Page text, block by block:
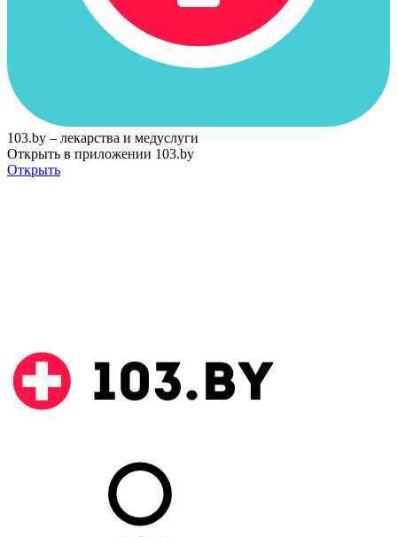
103.by – лекарства и медуслуги
Открыть в приложении 103.by
Открыть